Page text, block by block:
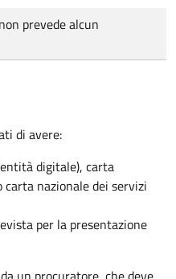
prevede alcun
di avere:
digitale), carta
carta nazionale dei servizi
per la presentazione